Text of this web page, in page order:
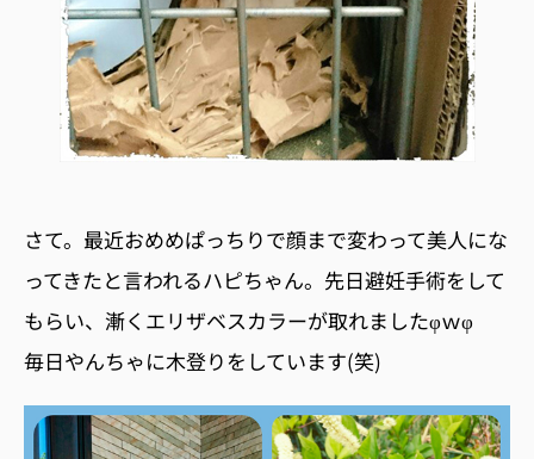
さて。最近おめめぱっちりで顔まで変わって美人にな
ってきたと言われるハピちゃん。先日避妊手術をして
もらい、漸くエリザベスカラーが取れましたφｗφ
毎日やんちゃに木登りをしています(笑)